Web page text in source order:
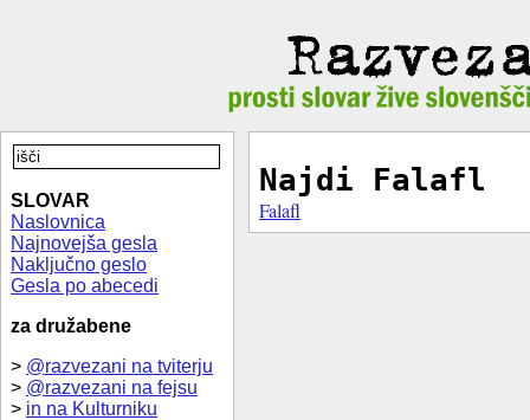
SLOVAR
Naslovnica
Najnovejša gesla
Naključno geslo
Gesla po abecedi
za družabene
> @razvezani na tviterju
> @razvezani na fejsu
> in na Kulturniku
Najdi Falafl
Falafl